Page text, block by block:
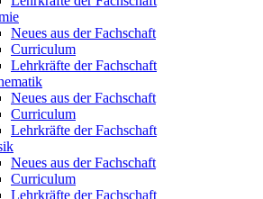
Neues aus der Fachschaft
Curriculum
Lehrkräfte der Fachschaft
Neues aus der Fachschaft
Curriculum
Lehrkräfte der Fachschaft
Neues aus der Fachschaft
Curriculum
Lehrkräfte der Fachschaft